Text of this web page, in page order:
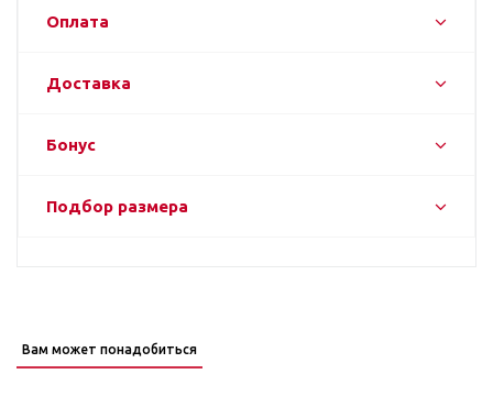
Оплата
Доставка
Бонус
Подбор размера
Вам может понадобиться